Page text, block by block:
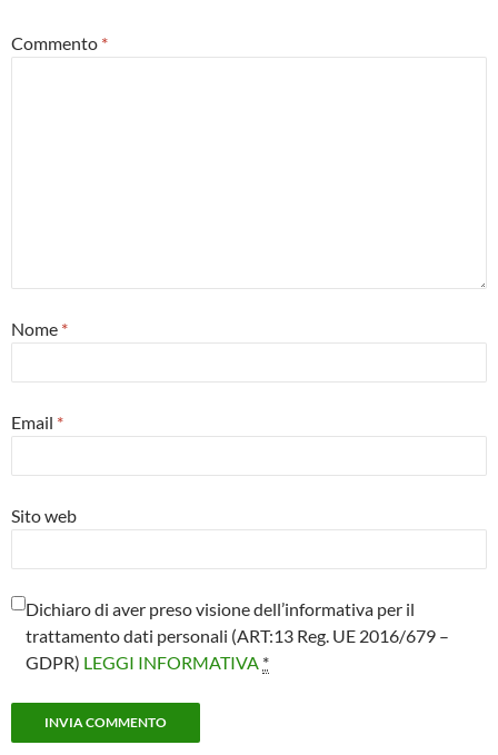
Commento *
Nome *
Email *
Sito web
Dichiaro di aver preso visione dell’informativa per il
trattamento dati personali (ART:13 Reg. UE 2016/679 –
GDPR) LEGGI INFORMATIVA *